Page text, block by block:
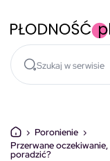
› Poronienie ›
Przerwane
poradzić?